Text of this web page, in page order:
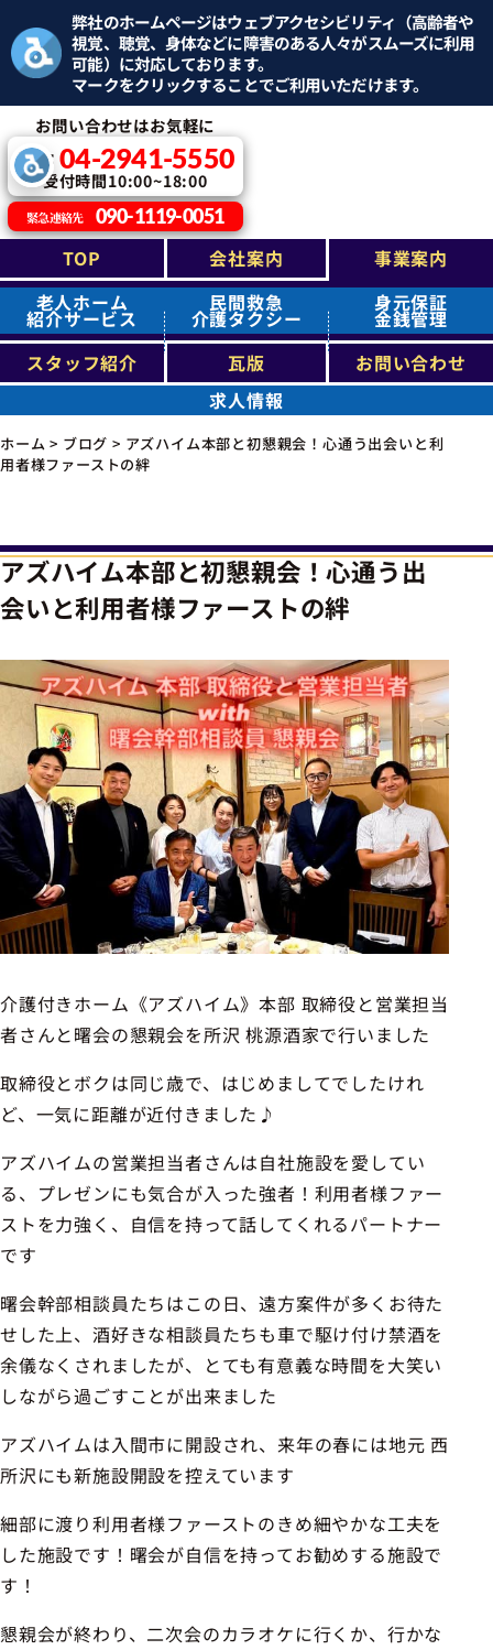
弊社のホームページはウェブアクセシビリティ（高齢者や
視覚、聴覚、身体などに障害のある人々がスムーズに利用
可能）に対応しております。
マークをクリックすることでご利用いただけます。
お問い合わせはお気軽に
TEL：04-2941-5550
受付時間10:00~18:00
緊急連絡先 090-1119-0051
TOP 会社案内
事業案内
老人ホーム
紹介サービス
民間救急
介護タクシー
身元保証
金銭管理
スタッフ紹介
瓦版
お問い合わせ
求人情報
ホーム > ブログ > アズハイム本部と初懇親会！心通う出会いと利
用者様ファーストの絆
アズハイム本部と初懇親会！心通う出
会いと利用者様ファーストの絆
介護付きホーム《アズハイム》本部 取締役と営業担当
者さんと曙会の懇親会を所沢 桃源酒家で行いました
取締役とボクは同じ歳で、はじめましてでしたけれ
ど、一気に距離が近付きました♪
アズハイムの営業担当者さんは自社施設を愛してい
る、プレゼンにも気合が入った強者！利用者様ファー
ストを力強く、自信を持って話してくれるパートナー
です
曙会幹部相談員たちはこの日、遠方案件が多くお待た
せした上、酒好きな相談員たちも車で駆け付け禁酒を
余儀なくされましたが、とても有意義な時間を大笑い
しながら過ごすことが出来ました
アズハイムは入間市に開設され、来年の春には地元 西
所沢にも新施設開設を控えています
細部に渡り利用者様ファーストのきめ細やかな工夫を
した施設です！曙会が自信を持ってお勧めする施設で
す！
懇親会が終わり、二次会のカラオケに行くか、行かな